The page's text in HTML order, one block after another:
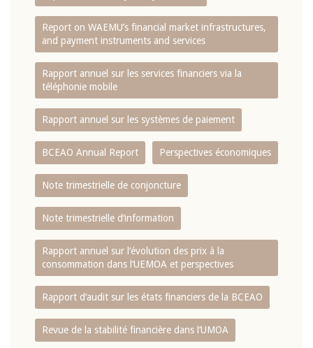
Report on WAEMU’s financial market infrastructures,
and payment instruments and services
Rapport annuel sur les services financiers via la
téléphonie mobile
Rapport annuel sur les systèmes de paiement
BCEAO Annual Report Perspectives économiques
Note trimestrielle de conjoncture
Note trimestrielle d‘information
Rapport annuel sur l‘évolution des prix à la
consommation dans l‘UEMOA et perspectives
Rapport d‘audit sur les états financiers de la BCEAO
Revue de la stabilité financière dans l‘UMOA